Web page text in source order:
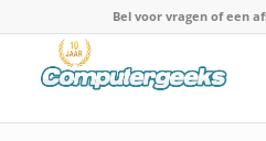
Bel voor vragen of een